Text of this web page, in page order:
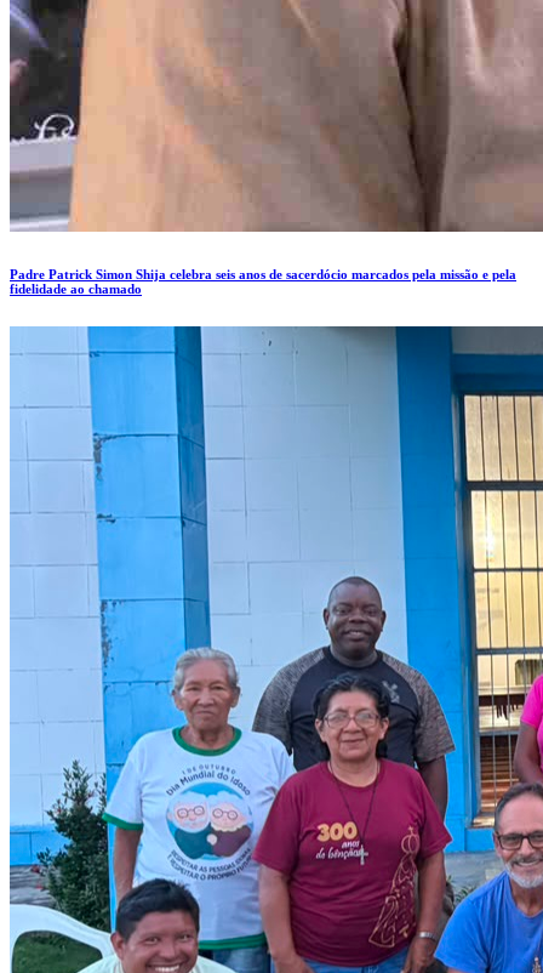
Padre Patrick Simon Shija celebra seis anos de sacerdócio marcados pela missão e pela
fidelidade ao chamado